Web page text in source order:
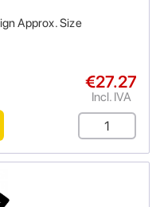
Approx. Size
€27.27
Incl. IVA